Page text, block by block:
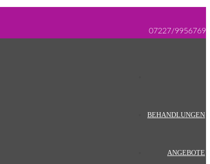
07227/9956769
BEHANDLUNGEN
ANGEBOTE